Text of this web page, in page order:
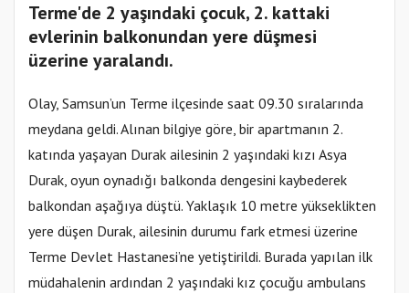
Terme'de 2 yaşındaki çocuk, 2. kattaki
evlerinin balkonundan yere düşmesi
üzerine yaralandı.
Olay, Samsun’un Terme ilçesinde saat 09.30 sıralarında
meydana geldi. Alınan bilgiye göre, bir apartmanın 2.
katında yaşayan Durak ailesinin 2 yaşındaki kızı Asya
Durak, oyun oynadığı balkonda dengesini kaybederek
balkondan aşağıya düştü. Yaklaşık 10 metre yükseklikten
yere düşen Durak, ailesinin durumu fark etmesi üzerine
Terme Devlet Hastanesi’ne yetiştirildi. Burada yapılan ilk
müdahalenin ardından 2 yaşındaki kız çocuğu ambulans